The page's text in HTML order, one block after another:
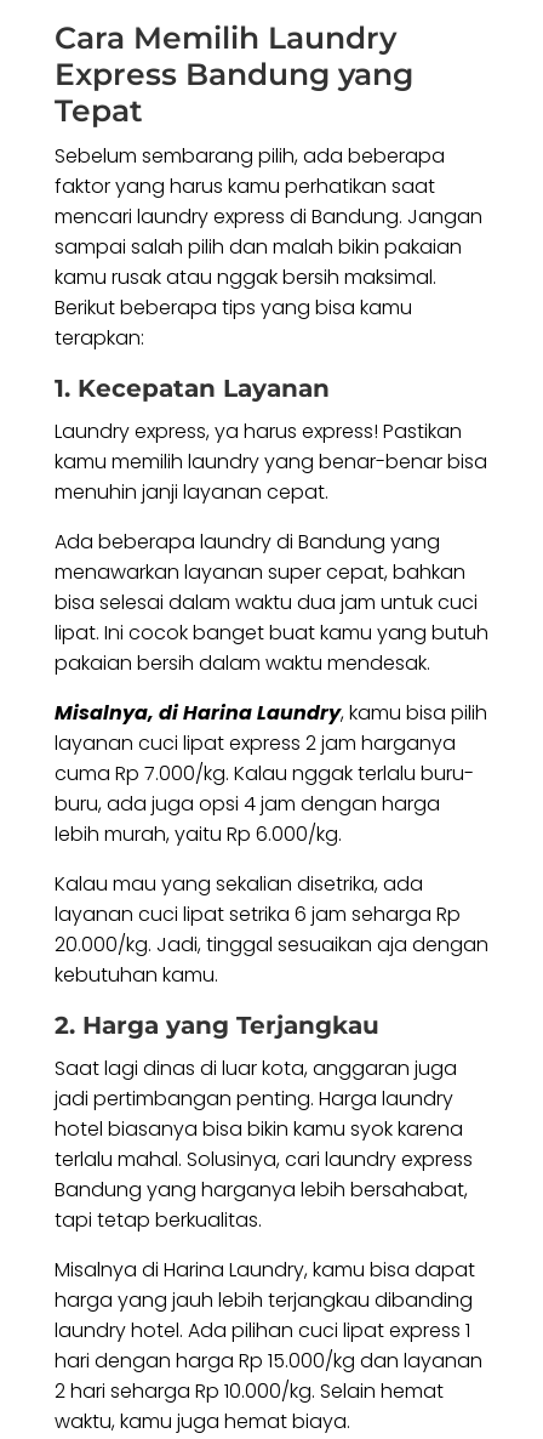
Cara Memilih Laundry
Express Bandung yang
Tepat
Sebelum sembarang pilih, ada beberapa
faktor yang harus kamu perhatikan saat
mencari laundry express di Bandung. Jangan
sampai salah pilih dan malah bikin pakaian
kamu rusak atau nggak bersih maksimal.
Berikut beberapa tips yang bisa kamu
terapkan:
1. Kecepatan Layanan
Laundry express, ya harus express! Pastikan
kamu memilih laundry yang benar-benar bisa
menuhin janji layanan cepat.
Ada beberapa laundry di Bandung yang
menawarkan layanan super cepat, bahkan
bisa selesai dalam waktu dua jam untuk cuci
lipat. Ini cocok banget buat kamu yang butuh
pakaian bersih dalam waktu mendesak.
Misalnya, di Harina Laundry, kamu bisa pilih
layanan cuci lipat express 2 jam harganya
cuma Rp 7.000/kg. Kalau nggak terlalu buru-
buru, ada juga opsi 4 jam dengan harga
lebih murah, yaitu Rp 6.000/kg.
Kalau mau yang sekalian disetrika, ada
layanan cuci lipat setrika 6 jam seharga Rp
20.000/kg. Jadi, tinggal sesuaikan aja dengan
kebutuhan kamu.
2. Harga yang Terjangkau
Saat lagi dinas di luar kota, anggaran juga
jadi pertimbangan penting. Harga laundry
hotel biasanya bisa bikin kamu syok karena
terlalu mahal. Solusinya, cari laundry express
Bandung yang harganya lebih bersahabat,
tapi tetap berkualitas.
Misalnya di Harina Laundry, kamu bisa dapat
harga yang jauh lebih terjangkau dibanding
laundry hotel. Ada pilihan cuci lipat express 1
hari dengan harga Rp 15.000/kg dan layanan
2 hari seharga Rp 10.000/kg. Selain hemat
waktu, kamu juga hemat biaya.